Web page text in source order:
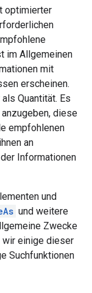
optimierter
im Allgemeinen
mit
erscheinen.
Quantität. Es
diese
empfohlenen
an
Informationen
und
und weitere
Zwecke
wir einige dieser
Suchfunktionen